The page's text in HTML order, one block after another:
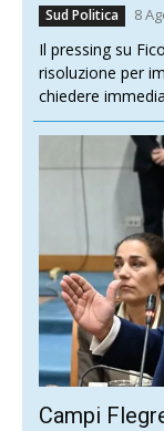
Sud Politica 8
Il pressing su
risoluzione per
chiedere
Campi